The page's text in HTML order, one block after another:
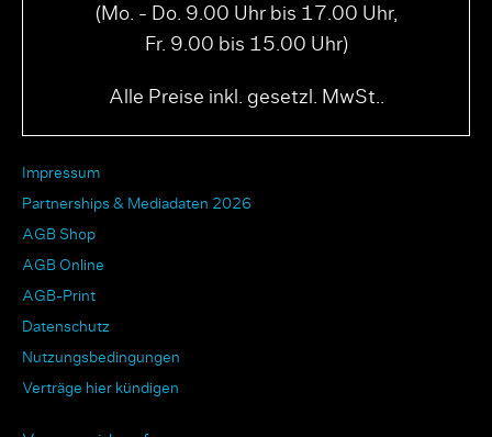
(Mo. - Do. 9.00 Uhr bis 17.00 Uhr,
Fr. 9.00 bis 15.00 Uhr)
Alle Preise inkl. gesetzl. MwSt..
Impressum
Partnerships & Mediadaten 2026
AGB Shop
AGB Online
AGB-Print
Datenschutz
Nutzungsbedingungen
Verträge hier kündigen